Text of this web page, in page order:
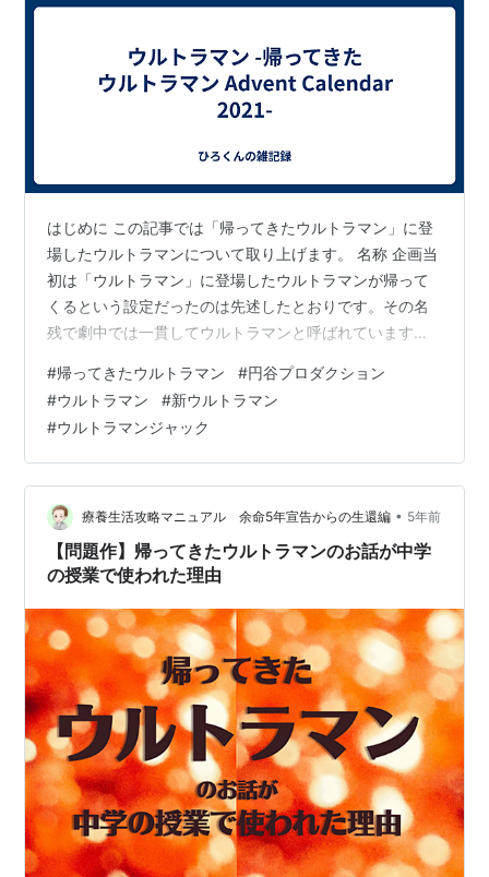
はじめに この記事では「帰ってきたウルトラマン」に登
場したウルトラマンについて取り上げます。 名称 企画当
初は「ウルトラマン」に登場したウルトラマンが帰って
くるという設定だったのは先述したとおりです。その名
残で劇中では一貫してウルトラマンと呼ばれています。
ルトラマンに線が追加されただけのもので、実際に第1話
の撮影では、その姿で作られたスーツでアーストロンと
戦う場面が撮影されています。しかし、商売上の理由も
あってデザインが変更され、今の姿になりました。 『ウ
ルトラマンA』第14話のナレーション、および劇中での北
斗…
#帰ってきたウルトラマン #円谷プロダクション
#ウルトラマン #新ウルトラマン
#ウルトラマンジャック
療養生活攻略マニュアル 余命5年宣告からの生還編 • 5年前
【問題作】帰ってきたウルトラマンのお話が中学
の授業で使われた理由